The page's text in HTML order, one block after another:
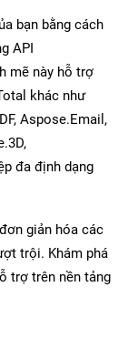
bạn bằng cách
API
mẽ này hỗ trợ
khác như
Aspose.Email,
đa định dạng
giản hóa các
trội. Khám phá
trợ trên nền tảng